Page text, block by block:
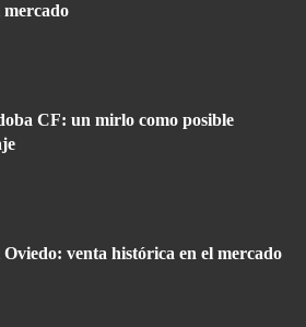
mercado
CF: un mirlo como posible
Oviedo: venta histórica en el mercado